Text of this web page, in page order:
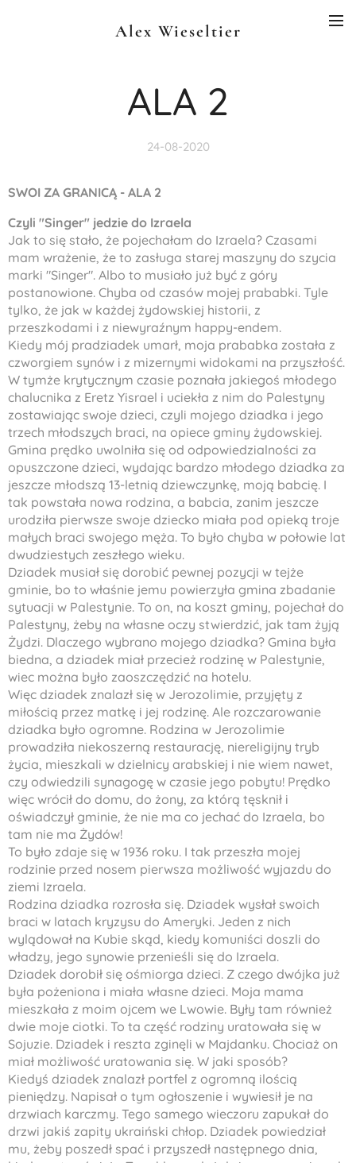
Alex Wieseltier
ALA 2
24-08-2020
SWOI ZA GRANICĄ - ALA 2
Czyli "Singer" jedzie do Izraela
Jak to się stało, że pojechałam do Izraela? Czasami
mam wrażenie, że to zasługa starej maszyny do szycia
marki "Singer". Albo to musiało już być z góry
postanowione. Chyba od czasów mojej prababki. Tyle
tylko, że jak w każdej żydowskiej historii, z
przeszkodami i z niewyraźnym happy-endem.
Kiedy mój pradziadek umarł, moja prababka została z
czworgiem synów i z mizernymi widokami na przyszłość.
W tymże krytycznym czasie poznała jakiegoś młodego
chalucnika z Eretz Yisrael i uciekła z nim do Palestyny
zostawiając swoje dzieci, czyli mojego dziadka i jego
trzech młodszych braci, na opiece gminy żydowskiej.
Gmina prędko uwolniła się od odpowiedzialności za
opuszczone dzieci, wydając bardzo młodego dziadka za
jeszcze młodszą 13-letnią dziewczynkę, moją babcię. I
tak powstała nowa rodzina, a babcia, zanim jeszcze
urodziła pierwsze swoje dziecko miała pod opieką troje
małych braci swojego męża. To było chyba w połowie lat
dwudziestych zeszłego wieku.
Dziadek musiał się dorobić pewnej pozycji w tejże
gminie, bo to właśnie jemu powierzyła gmina zbadanie
sytuacji w Palestynie. To on, na koszt gminy, pojechał do
Palestyny, żeby na własne oczy stwierdzić, jak tam żyją
Żydzi. Dlaczego wybrano mojego dziadka? Gmina była
biedna, a dziadek miał przecież rodzinę w Palestynie,
wiec można było zaoszczędzić na hotelu.
Więc dziadek znalazł się w Jerozolimie, przyjęty z
miłością przez matkę i jej rodzinę. Ale rozczarowanie
dziadka było ogromne. Rodzina w Jerozolimie
prowadziła niekoszerną restaurację, niereligijny tryb
życia, mieszkali w dzielnicy arabskiej i nie wiem nawet,
czy odwiedzili synagogę w czasie jego pobytu! Prędko
więc wrócił do domu, do żony, za którą tęsknił i
oświadczył gminie, że nie ma co jechać do Izraela, bo
tam nie ma Żydów!
To było zdaje się w 1936 roku. I tak przeszła mojej
rodzinie przed nosem pierwsza możliwość wyjazdu do
ziemi Izraela.
Rodzina dziadka rozrosła się. Dziadek wysłał swoich
braci w latach kryzysu do Ameryki. Jeden z nich
wylądował na Kubie skąd, kiedy komuniści doszli do
władzy, jego synowie przenieśli się do Izraela.
Dziadek dorobił się ośmiorga dzieci. Z czego dwójka już
była pożeniona i miała własne dzieci. Moja mama
mieszkała z moim ojcem we Lwowie. Były tam również
dwie moje ciotki. To ta część rodziny uratowała się w
Sojuzie. Dziadek i reszta zginęli w Majdanku. Chociaż on
miał możliwość uratowania się. W jaki sposób?
Kiedyś dziadek znalazł portfel z ogromną ilością
pieniędzy. Napisał o tym ogłoszenie i wywiesił je na
drzwiach karczmy. Tego samego wieczoru zapukał do
drzwi jakiś zapity ukraiński chłop. Dziadek powiedział
mu, żeby poszedł spać i przyszedł następnego dnia,